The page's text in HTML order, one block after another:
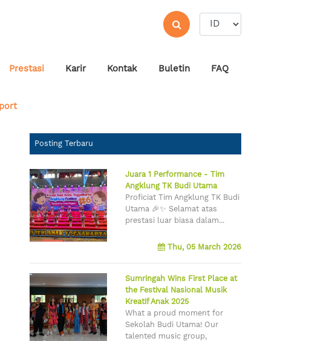
Prestasi Karir Kontak Buletin FAQ
Posting Terbaru
Juara 1 Performance - Tim
Angklung TK Budi Utama
Proficiat Tim Angklung TK Budi
Utama 🎉✨ Selamat atas
prestasi luar biasa dalam...
Thu, 05 March 2026
Sumringah Wins First Place at
the Festival Nasional Musik
Kreatif Anak 2025
What a proud moment for
Sekolah Budi Utama! Our
talented music group,